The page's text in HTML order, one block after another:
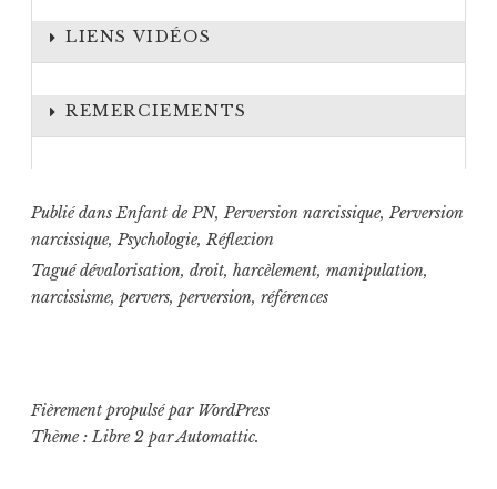
LIENS VIDÉOS
REMERCIEMENTS
Publié dans Enfant de PN, Perversion narcissique, Perversion
narcissique, Psychologie, Réflexion
Taguédévalorisation, droit, harcèlement, manipulation,
narcissisme, pervers, perversion, références
Fièrement propulsé par WordPress
Thème : Libre 2 parAutomattic.